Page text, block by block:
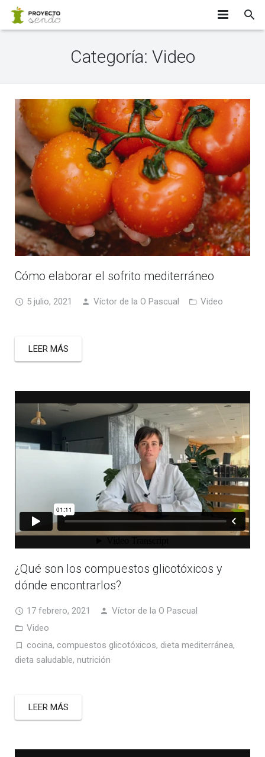
EQUIPO
APÚNTATE
PARTICIPANTES
INVESTIGADORES
CONTACTO
Categoría: Video
Cómo elaborar el sofrito mediterráneo
5 julio, 2021 Víctor de la O Pascual Video
LEER MÁS
¿Qué son los compuestos glicotóxicos y
dónde encontrarlos?
17 febrero, 2021
Víctor de la O Pascual
Video
cocina, compuestos glicotóxicos, dieta mediterránea,
dieta saludable, nutrición
LEER MÁS